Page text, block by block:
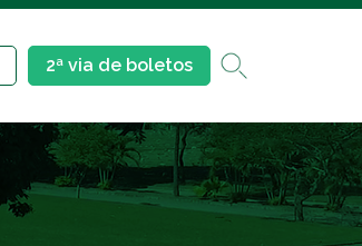
2ª via de boletos